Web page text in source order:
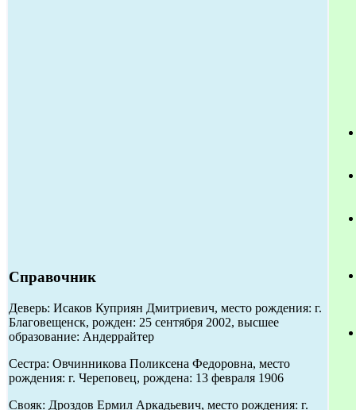
Справочник
Деверь: Исаков Куприян Дмитриевич, место рождения: г.
Благовещенск, рожден: 25 сентября 2002, высшее
образование: Андеррайтер
Сестра: Овчинникова Поликсена Федоровна, место
рождения: г. Череповец, рождена: 13 февраля 1906
Свояк: Дроздов Ермил Аркадьевич, место рождения: г.